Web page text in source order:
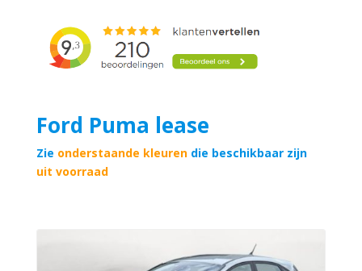
Ford Puma lease
Zie onderstaande kleurendie beschikbaar zijn
uit voorraad